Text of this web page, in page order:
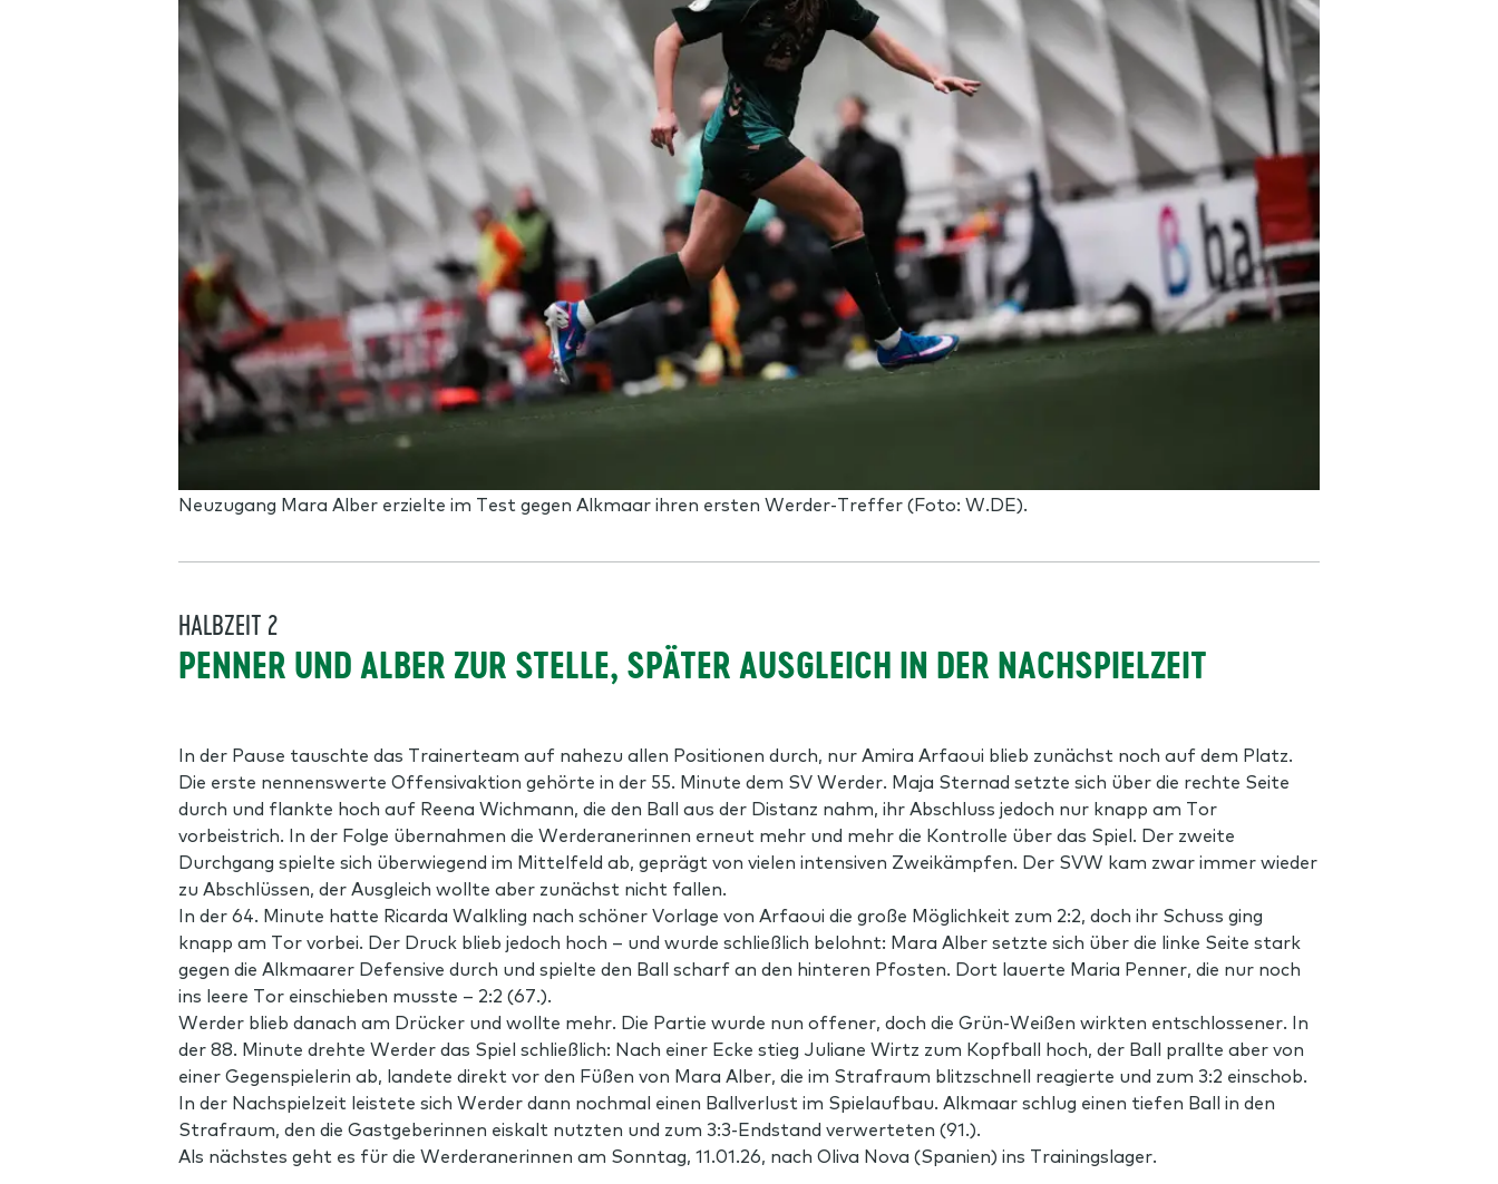
Neuzugang Mara Alber erzielte im Test gegen Alkmaar ihren ersten Werder-Treffer (Foto: W.DE).
HALBZEIT 2
PENNER UND ALBER ZUR STELLE, SPÄTER AUSGLEICH IN DER NACHSPIELZEIT
In der Pause tauschte das Trainerteam auf nahezu allen Positionen durch, nur Amira Arfaoui blieb zunächst noch auf dem Platz.
Die erste nennenswerte Offensivaktion gehörte in der 55. Minute dem SV Werder. Maja Sternad setzte sich über die rechte Seite
durch und flankte hoch auf Reena Wichmann, die den Ball aus der Distanz nahm, ihr Abschluss jedoch nur knapp am Tor
vorbeistrich. In der Folge übernahmen die Werderanerinnen erneut mehr und mehr die Kontrolle über das Spiel. Der zweite
Durchgang spielte sich überwiegend im Mittelfeld ab, geprägt von vielen intensiven Zweikämpfen. Der SVW kam zwar immer wieder
zu Abschlüssen, der Ausgleich wollte aber zunächst nicht fallen.
In der 64. Minute hatte Ricarda Walkling nach schöner Vorlage von Arfaoui die große Möglichkeit zum 2:2, doch ihr Schuss ging
knapp am Tor vorbei. Der Druck blieb jedoch hoch – und wurde schließlich belohnt: Mara Alber setzte sich über die linke Seite stark
gegen die Alkmaarer Defensive durch und spielte den Ball scharf an den hinteren Pfosten. Dort lauerte Maria Penner, die nur noch
ins leere Tor einschieben musste – 2:2 (67.).
Werder blieb danach am Drücker und wollte mehr. Die Partie wurde nun offener, doch die Grün-Weißen wirkten entschlossener. In
der 88. Minute drehte Werder das Spiel schließlich: Nach einer Ecke stieg Juliane Wirtz zum Kopfball hoch, der Ball prallte aber von
einer Gegenspielerin ab, landete direkt vor den Füßen von Mara Alber, die im Strafraum blitzschnell reagierte und zum 3:2 einschob.
In der Nachspielzeit leistete sich Werder dann nochmal einen Ballverlust im Spielaufbau. Alkmaar schlug einen tiefen Ball in den
Strafraum, den die Gastgeberinnen eiskalt nutzten und zum 3:3-Endstand verwerteten (91.).
Als nächstes geht es für die Werderanerinnen am Sonntag, 11.01.26, nach Oliva Nova (Spanien) ins Trainingslager.